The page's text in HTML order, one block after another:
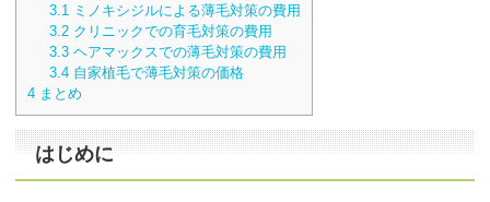
3.1 ミノキシジルによる薄毛対策の費用
3.2 クリニックでの育毛対策の費用
3.3 ヘアマックスでの薄毛対策の費用
3.4 自家植毛で薄毛対策の価格
4 まとめ
はじめに